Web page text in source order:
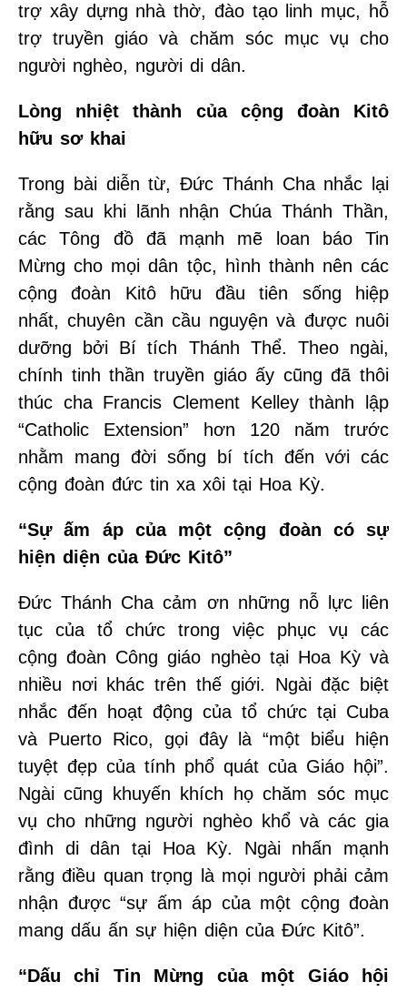
trợ xây dựng nhà thờ, đào tạo linh mục, hỗ
trợ truyền giáo và chăm sóc mục vụ cho
người nghèo, người di dân.
Lòng nhiệt thành của cộng đoàn Kitô
hữu sơ khai
Trong bài diễn từ, Đức Thánh Cha nhắc lại
rằng sau khi lãnh nhận Chúa Thánh Thần,
các Tông đồ đã mạnh mẽ loan báo Tin
Mừng cho mọi dân tộc, hình thành nên các
cộng đoàn Kitô hữu đầu tiên sống hiệp
nhất, chuyên cần cầu nguyện và được nuôi
dưỡng bởi Bí tích Thánh Thể. Theo ngài,
chính tinh thần truyền giáo ấy cũng đã thôi
thúc cha Francis Clement Kelley thành lập
“Catholic Extension” hơn 120 năm trước
nhằm mang đời sống bí tích đến với các
cộng đoàn đức tin xa xôi tại Hoa Kỳ.
“Sự ấm áp của một cộng đoàn có sự
hiện diện của Đức Kitô”
Đức Thánh Cha cảm ơn những nỗ lực liên
tục của tổ chức trong việc phục vụ các
cộng đoàn Công giáo nghèo tại Hoa Kỳ và
nhiều nơi khác trên thế giới. Ngài đặc biệt
nhắc đến hoạt động của tổ chức tại Cuba
và Puerto Rico, gọi đây là “một biểu hiện
tuyệt đẹp của tính phổ quát của Giáo hội”.
Ngài cũng khuyến khích họ chăm sóc mục
vụ cho những người nghèo khổ và các gia
đình di dân tại Hoa Kỳ. Ngài nhấn mạnh
rằng điều quan trọng là mọi người phải cảm
nhận được “sự ấm áp của một cộng đoàn
mang dấu ấn sự hiện diện của Đức Kitô”.
“Dấu chỉ Tin Mừng của một Giáo hội